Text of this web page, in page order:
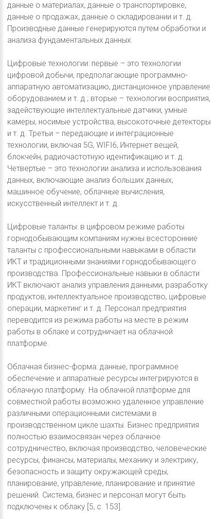
данные о материалах, данные о транспортировке,
данные о продажах, данные о складировании и т. д.
Производные данные генерируются путем обработки и
анализа фундаментальных данных.
Цифровые технологии: первые – это технологии
цифровой добычи, предполагающие программно-
аппаратную автоматизацию, дистанционное управление
оборудованием и т. д.; вторые – технологии восприятия,
задействующие интеллектуальные датчики, умные
камеры, носимые устройства, высокоточные детекторы
и т. д. Третьи – передающие и интеграционные
технологии, включая 5G, WIFI6, Интернет вещей,
блокчейн, радиочастотную идентификацию и т. д.
Четвертые – это технологии анализа и использования
данных, включающие анализ больших данных,
машинное обучение, облачные вычисления,
искусственный интеллект и т. д.
Цифровые таланты: в цифровом режиме работы
горнодобывающим компаниям нужны всесторонние
таланты с профессиональными навыками в области
ИКТ и традиционными знаниями горнодобывающего
производства. Профессиональные навыки в области
ИКТ включают анализ управления данными, разработку
продуктов, интеллектуальное производство, цифровые
операции, маркетинг и т. д. Персонал предприятия
переводится из режима работы на месте в режим
работы в облаке и сотрудничает на облачной
платформе.
Облачная бизнес-форма: данные, программное
обеспечение и аппаратные ресурсы интегрируются в
облачную платформу. На облачной платформе для
совместной работы возможно удаленное управление
различными операционными системами в
производственном цикле шахты. Бизнес предприятия
полностью взаимосвязан через облачное
сотрудничество, включая производство, человеческие
ресурсы, финансы, материалы, механику и электрику,
безопасность и защиту окружающей среды,
планирование, управление, планирование и принятие
решений. Система, бизнес и персонал могут быть
подключены к облаку [5, с. 153].